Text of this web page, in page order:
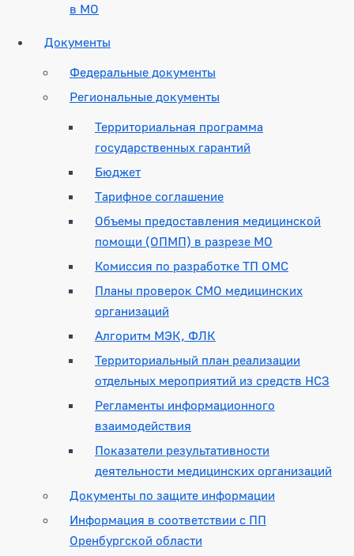
в МО
Документы
Федеральные документы
Региональные документы
Территориальная программа
государственных гарантий
Бюджет
Тарифное соглашение
Объемы предоставления медицинской
помощи (ОПМП) в разрезе МО
Комиссия по разработке ТП ОМС
Планы проверок СМО медицинских
организаций
Алгоритм МЭК, ФЛК
Территориальный план реализации
отдельных мероприятий из средств НСЗ
Регламенты информационного
взаимодействия
Показатели результативности
деятельности медицинских организаций
Документы по защите информации
Информация в соответствии с ПП
Оренбургской области